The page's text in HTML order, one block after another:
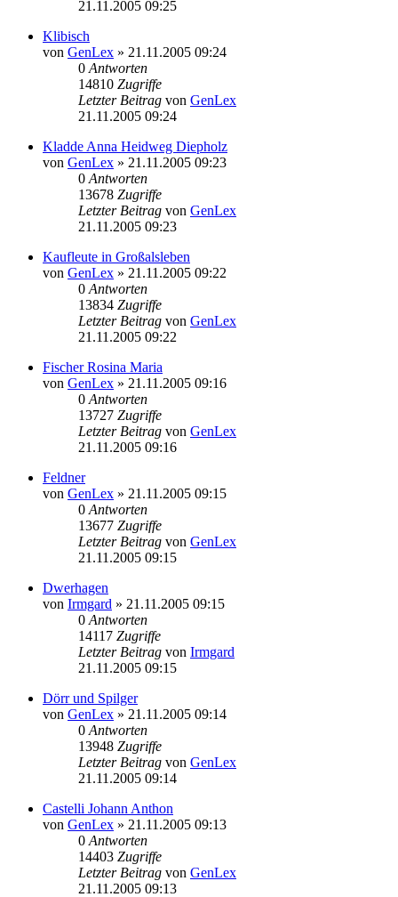
21.11.2005 09:25
Klibisch
von GenLex » 21.11.2005 09:24
0 Antworten
14810 Zugriffe
Letzter Beitrag von GenLex
21.11.2005 09:24
Kladde Anna Heidweg Diepholz
von GenLex » 21.11.2005 09:23
0 Antworten
13678 Zugriffe
Letzter Beitrag von GenLex
21.11.2005 09:23
Kaufleute in Großalsleben
von GenLex » 21.11.2005 09:22
0 Antworten
13834 Zugriffe
Letzter Beitrag von GenLex
21.11.2005 09:22
Fischer Rosina Maria
von GenLex » 21.11.2005 09:16
0 Antworten
13727 Zugriffe
Letzter Beitrag von GenLex
21.11.2005 09:16
Feldner
von GenLex » 21.11.2005 09:15
0 Antworten
13677 Zugriffe
Letzter Beitrag von GenLex
21.11.2005 09:15
Dwerhagen
von Irmgard » 21.11.2005 09:15
0 Antworten
14117 Zugriffe
Letzter Beitrag von Irmgard
21.11.2005 09:15
Dörr und Spilger
von GenLex » 21.11.2005 09:14
0 Antworten
13948 Zugriffe
Letzter Beitrag von GenLex
21.11.2005 09:14
Castelli Johann Anthon
von GenLex » 21.11.2005 09:13
0 Antworten
14403 Zugriffe
Letzter Beitrag von GenLex
21.11.2005 09:13